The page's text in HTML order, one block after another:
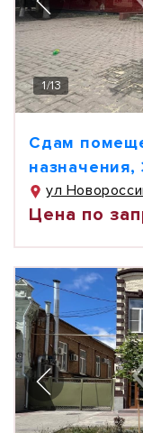
1/13
Сдам
назначения,
ул
Цена по